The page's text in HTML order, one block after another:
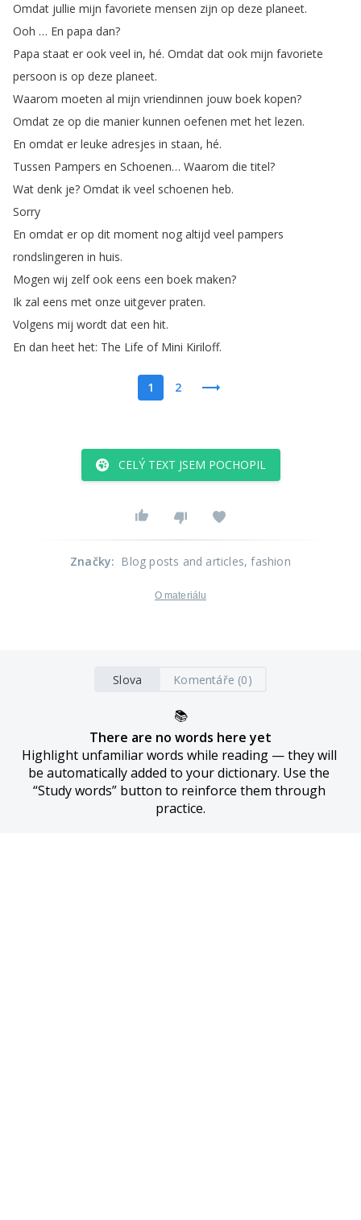
Omdat jullie mijn favoriete mensen zijn op deze planeet.
Ooh … En papa dan?
Papa staat er ook veel in, hé. Omdat dat ook mijn favoriete
persoon is op deze planeet.
Waarom moeten al mijn vriendinnen jouw boek kopen?
Omdat ze op die manier kunnen oefenen met het lezen.
En omdat er leuke adresjes in staan, hé.
Tussen Pampers en Schoenen… Waarom die titel?
Wat denk je? Omdat ik veel schoenen heb.
Sorry
En omdat er op dit moment nog altijd veel pampers
rondslingeren in huis.
Mogen wij zelf ook eens een boek maken?
Ik zal eens met onze uitgever praten.
Volgens mij wordt dat een hit.
En dan heet het: The Life of Mini Kiriloff.
1 2
CELÝ TEXT JSEM POCHOPIL
Značky: Blog posts and articles, fashion
O materiálu
Slova Komentáře (0)
📚
There are no words here yet
Highlight unfamiliar words while reading — they will
be automatically added to your dictionary. Use the
“Study words” button to reinforce them through
practice.